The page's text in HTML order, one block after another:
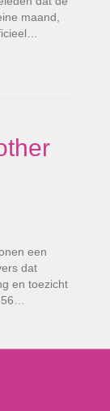
maand,
een
dat
en toezicht